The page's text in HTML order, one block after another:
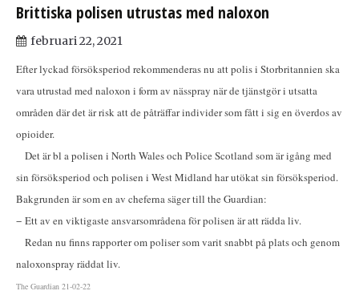
Brittiska polisen utrustas med naloxon
februari 22, 2021
Efter lyckad försöksperiod rekommenderas nu att polis i Storbritannien ska
vara utrustad med naloxon i form av nässpray när de tjänstgör i utsatta
områden där det är risk att de påträffar individer som fått i sig en överdos av
opioider.
Det är bl a polisen i North Wales och Police Scotland som är igång med
sin försöksperiod och polisen i West Midland har utökat sin försöksperiod.
Bakgrunden är som en av cheferna säger till the Guardian:
− Ett av en viktigaste ansvarsområdena för polisen är att rädda liv.
Redan nu finns rapporter om poliser som varit snabbt på plats och genom
naloxonspray räddat liv.
The Guardian 21-02-22